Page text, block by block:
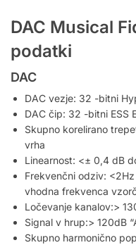
DAC Musical
podatki
DAC
DAC vezje: 32 -bitni
DAC čip: 32 -bitni ESS
Skupno korelirano
vrha
Linearnost: <± 0,4 dB
Frekvenčni odziv:
vhodna frekvenca
Ločevanje kanalov:>
Signal v hrup:> 120dB
Skupno harmonično